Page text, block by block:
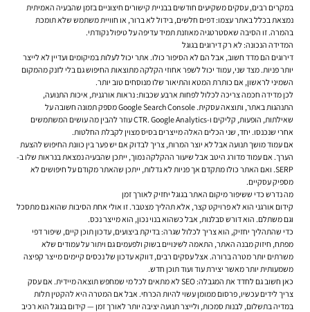
במקרים רבים, עסקים משקיעים חודשים בבניית קישורים חיצוניים בזמן שהבעיה האמיתית
נמצאת בכלל באתר עצמו: דפים חלשים, בידול לא ברור, או חוויית משתמש שלא תומכת
בהמרה. זו הסיבה שאסטרטגיה מאוזנת תמיד עדיפה על טיפול נקודתי.
המדידה הנכונה: לא רק דירוגים בגוגל
דירוגים הם מדד חשוב, אבל הם לא הסיפור כולו. אתר יכול לעלות במיקומים ועדיין לא לייצר
יותר פניות. מצד שני, עמוד יכול לשפר אחוזי הקלקה מתוצאות החיפוש גם בלי לזנק מהמקום
השמיני לראשון, אם כותרת המטא והתיאור שלו מנוסחים טוב יותר.
לכן מדידה חכמה צריכה לכלול לפחות ארבע שכבות: נראות אורגנית, איכות התנועה,
התנהגות באתר, ותוצאה עסקית. Google Search Console מספק תמונה חשובה על
שאילתות, הופעות, קליקים ו-CTR. Google Analytics עוזר להבין מה עושים המשתמשים
אחרי שנכנסו. יחד, שני הכלים האלה מייצרים בסיס מצוין לקבלת החלטות.
אם עמוד מושך תנועה אבל לא יוצר המרות, צריך לבדוק אם יש פער בין כוונת החיפוש להצעת
הערך. אם עמוד מדורג היטב אבל שיעור ההקלקה נמוך, ייתכן שהבעיה נמצאת בנראות שלו ב-
SERP. ואם האתר כולו מתקדם אך פניות לא גדלות, ייתכן שהאתר מקודם על חיפושים לא
מספיק עסקיים.
מה נדרש כדי ששיפור מיקום האתר בגוגל יחזיק לאורך זמן
קידום אורגני הוא לא פרויקט קצר, אלא תהליך מצטבר. זו אולי אחת הסיבות שהוא גם מתסכל
וגם משתלם. הוא דורש סבלנות, אבל כשהוא בנוי נכון, הוא מייצר נכס.
כדי שהתהליך יחזיק, הוא צריך לכלול שגרה: בדיקת ביצועים, עדכון תוכן קיים, שיפור דפי
מפתח, חיזוק מבנה האתר, התאמה לשינויים בשוק ולפעמים גם ויתור על עמודים שלא
משרתים יותר מטרה ברורה. אצל עסקים רבים, דווקא עדכון של נכסים קיימים מייצר קפיצה
משמעותית יותר מאשר יצירת עוד ועוד תוכן חדש.
כאן חשוב גם לחדד את המגבלה: SEO לא מתאים לכל מי שמחפש תוצאה מיידית. אם עסק
צריך לידים עכשיו, פרסום ממומן עשוי להיות הכרחי. אבל אם המטרה היא להקטין תלות
במדיה בתשלום, לבנות סמכות, ולייצר תנועה יציבה יותר לאורך זמן — קידום בגוגל הוא רכיב